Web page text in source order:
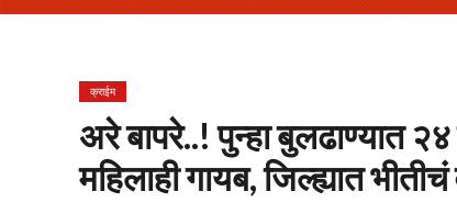
क्राईम
अरे बापरे..! पुन्हा बुलढाण्यात
महिलाही गायब, जिल्ह्यात